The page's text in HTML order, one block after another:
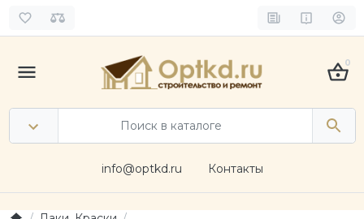
0
info@optkd.ru Контакты